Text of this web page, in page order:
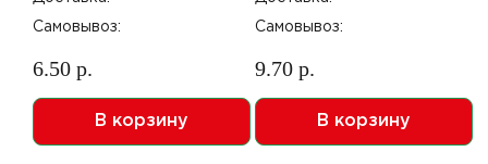
Самовывоз:
6.50 р.
В корзину
Самовывоз:
9.70 р.
В корзину